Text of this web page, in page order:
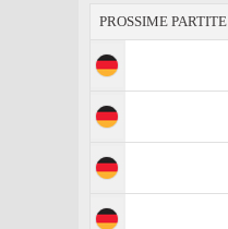
PROSSIME PARTITE